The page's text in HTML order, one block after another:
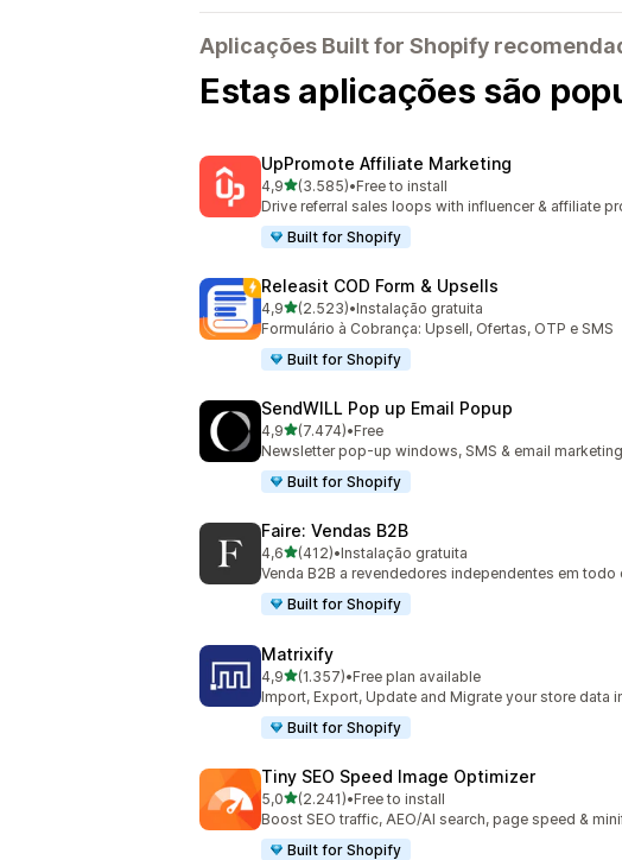
Aplicações Built for Shopify
Estas aplicações são
UpPromote Affiliate Marketing
4,9de 5 estrelas
(3.585)
3585 total de avaliações
•Free to install
Drive referral sales loops with influencer & affiliate
Built for Shopify
Releasit COD Form & Upsells
4,9de 5 estrelas
(2.523)
2523 total de avaliações
•Instalação gratuita
Formulário à Cobrança: Upsell, Ofertas, OTP e SMS
Built for Shopify
SendWILL Pop up Email Popup
4,9de 5 estrelas
(7.474)
7474 total de avaliações
•Free
Newsletter pop-up windows, SMS & email
Built for Shopify
Faire: Vendas B2B
4,6de 5 estrelas
(412)
412 total de avaliações
•Instalação gratuita
Venda B2B a revendedores independentes em todo
Built for Shopify
Matrixify
4,9de 5 estrelas
(1.357)
1357 total de avaliações
•Free plan available
Import, Export, Update and Migrate your store data
Built for Shopify
Tiny SEO Speed Image Optimizer
5,0de 5 estrelas
(2.241)
2241 total de avaliações
•Free to install
Boost SEO traffic, AEO/AI search, page speed &
Built for Shopify